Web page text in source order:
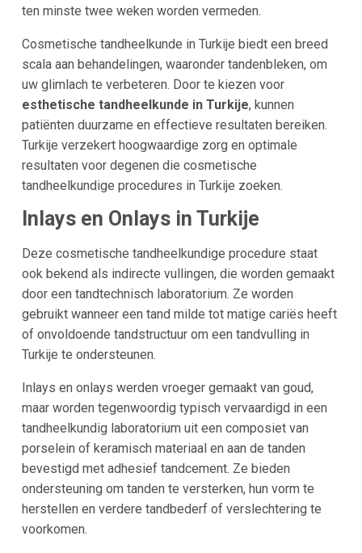
ten minste twee weken worden vermeden.
Cosmetische tandheelkunde in Turkije biedt een breed
scala aan behandelingen, waaronder tandenbleken, om
uw glimlach te verbeteren. Door te kiezen voor
esthetische tandheelkunde in Turkije, kunnen
patiënten duurzame en effectieve resultaten bereiken.
Turkije verzekert hoogwaardige zorg en optimale
resultaten voor degenen die cosmetische
tandheelkundige procedures in Turkije zoeken.
Inlays en Onlays in Turkije
Deze cosmetische tandheelkundige procedure staat
ook bekend als indirecte vullingen, die worden gemaakt
door een tandtechnisch laboratorium. Ze worden
gebruikt wanneer een tand milde tot matige cariës heeft
of onvoldoende tandstructuur om een tandvulling in
Turkije te ondersteunen.
Inlays en onlays werden vroeger gemaakt van goud,
maar worden tegenwoordig typisch vervaardigd in een
tandheelkundig laboratorium uit een composiet van
porselein of keramisch materiaal en aan de tanden
bevestigd met adhesief tandcement. Ze bieden
ondersteuning om tanden te versterken, hun vorm te
herstellen en verdere tandbederf of verslechtering te
voorkomen.